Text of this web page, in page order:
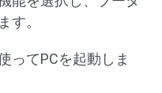
す。
ってPCを起動しま